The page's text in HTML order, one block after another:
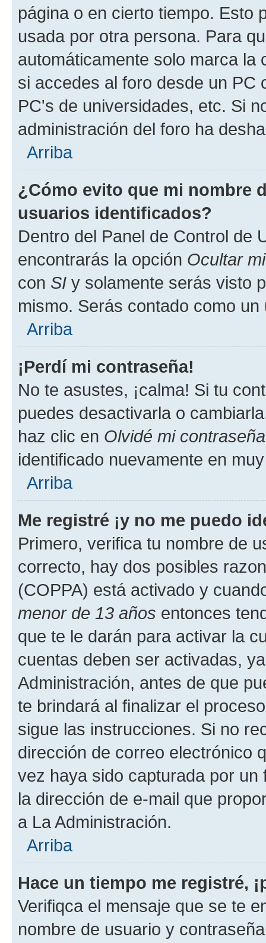
página o en cierto tiempo. Esto
usada por otra persona. Para
automáticamente solo marca la
si accedes al foro desde un PC
PC's de universidades, etc. Si
administración del foro ha
Arriba
¿Cómo evito que mi nombre
usuarios identificados?
Dentro del Panel de Control de
encontrarás la opción Ocultar
con SI y solamente serás visto
mismo. Serás contado como un
Arriba
¡Perdí mi contraseña!
No te asustes, ¡calma! Si tu
puedes desactivarla o
haz clic en Olvidé mi contraseña
identificado nuevamente en
Arriba
Me registré ¡y no me puedo
Primero, verifica tu nombre de
correcto, hay dos posibles
(COPPA) está activado y
menor de 13 años entonces
que te le darán para activar la
cuentas deben ser activadas,
Administración, antes de que
te brindará al finalizar el
sigue las instrucciones. Si no
dirección de correo electrónico
vez haya sido capturada por
la dirección de e-mail que
a La Administración.
Arriba
Hace un tiempo me registré,
Verifiqca el mensaje que se te
nombre de usuario y